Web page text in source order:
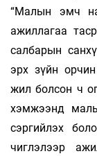
“Малын эмч
ажиллагаа
салбарын
эрх зүйн
жил болсон ч
хэмжээнд
сэргийлэх
чиглэлээр